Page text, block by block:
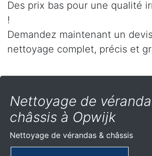
Des prix bas pour une qualité
!
Demandez maintenant un
nettoyage complet, précis et
Nettoyage de
châssis à Opwijk
Nettoyage de vérandas & châssis